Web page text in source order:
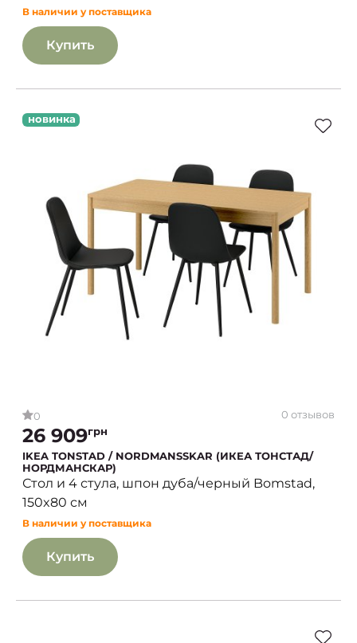
В наличии у поставщика
Купить
новинка
0 0 отзывов
26 909грн
IKEA TONSTAD / NORDMANSSKAR (ИКЕА ТОНСТАД/
НОРДМАНСКАР)
Стол и 4 стула, шпон дуба/черный Bomstad,
150x80 см
В наличии у поставщика
Купить